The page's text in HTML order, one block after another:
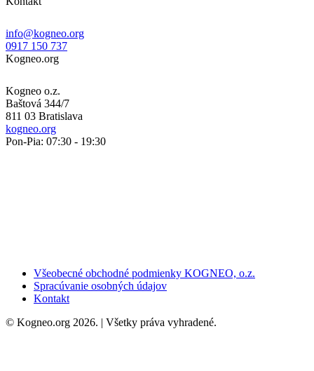
info@kogneo.org
0917 150 737
Kogneo.org
Kogneo o.z.
Baštová 344/7
811 03 Bratislava
kogneo.org
Pon-Pia: 07:30 - 19:30
Všeobecné obchodné podmienky KOGNEO, o.z.
Spracúvanie osobných údajov
Kontakt
© Kogneo.org 2026. | Všetky práva vyhradené.